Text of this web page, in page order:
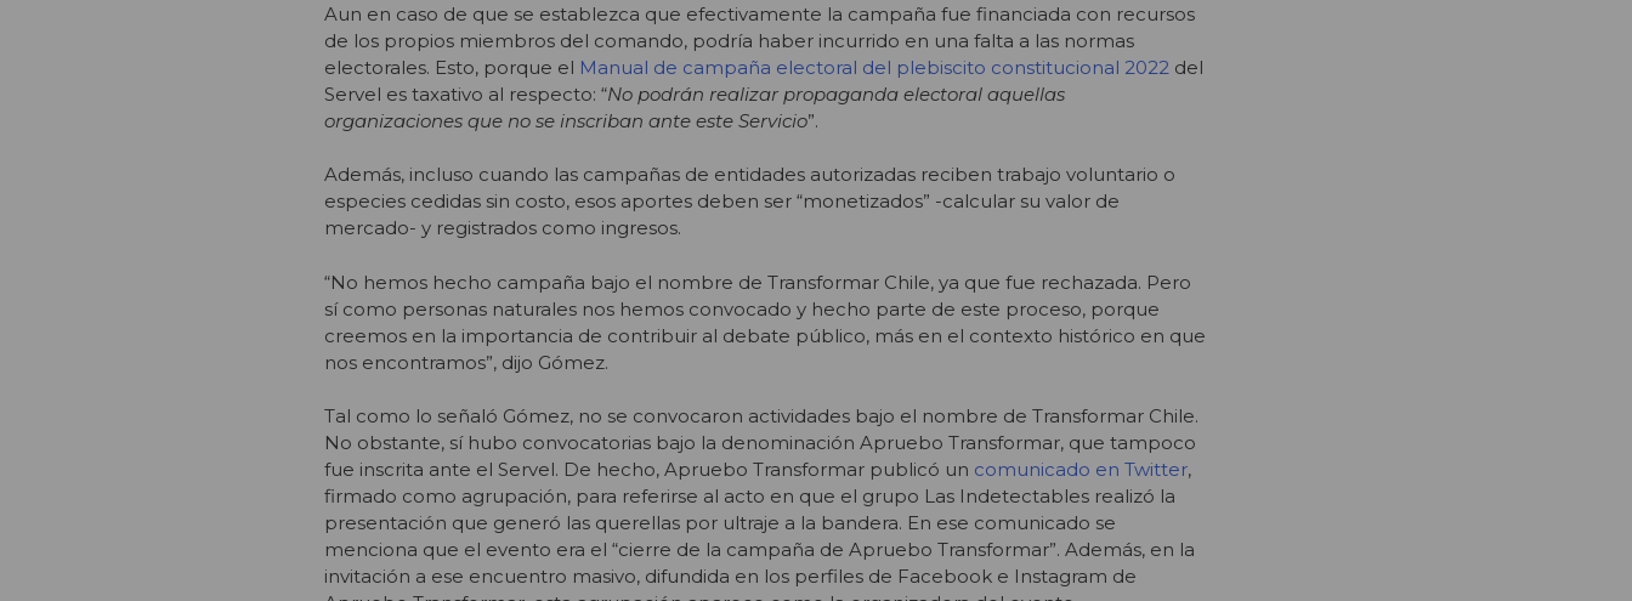
Aun en caso de que se establezca que efectivamente la campaña fue financiada con recursos
de los propios miembros del comando, podría haber incurrido en una falta a las normas
electorales. Esto, porque el Manual de campaña electoral del plebiscito constitucional 2022 del
Servel es taxativo al respecto: “No podrán realizar propaganda electoral aquellas
organizaciones que no se inscriban ante este Servicio”.
Además, incluso cuando las campañas de entidades autorizadas reciben trabajo voluntario o
especies cedidas sin costo, esos aportes deben ser “monetizados” -calcular su valor de
mercado- y registrados como ingresos.
“No hemos hecho campaña bajo el nombre de Transformar Chile, ya que fue rechazada. Pero
sí como personas naturales nos hemos convocado y hecho parte de este proceso, porque
creemos en la importancia de contribuir al debate público, más en el contexto histórico en que
nos encontramos”, dijo Gómez.
Tal como lo señaló Gómez, no se convocaron actividades bajo el nombre de Transformar Chile.
No obstante, sí hubo convocatorias bajo la denominación Apruebo Transformar, que tampoco
fue inscrita ante el Servel. De hecho, Apruebo Transformar publicó un comunicado en Twitter,
firmado como agrupación, para referirse al acto en que el grupo Las Indetectables realizó la
presentación que generó las querellas por ultraje a la bandera. En ese comunicado se
menciona que el evento era el “cierre de la campaña de Apruebo Transformar”. Además, en la
invitación a ese encuentro masivo, difundida en los perfiles de Facebook e Instagram de